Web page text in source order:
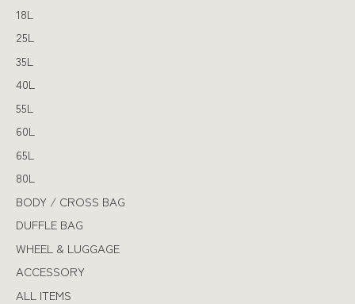
18L
25L
35L
40L
55L
60L
65L
80L
BODY / CROSS BAG
DUFFLE BAG
WHEEL & LUGGAGE
ACCESSORY
ALL ITEMS